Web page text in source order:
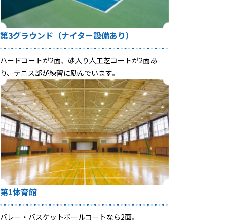
第3グラウンド （ナイター設備あり）
ハードコートが2面、砂入り人工芝コートが2面あ
り、テニス部が練習に励んでいます。
第1体育館
バレー・バスケットボールコートなら2面。